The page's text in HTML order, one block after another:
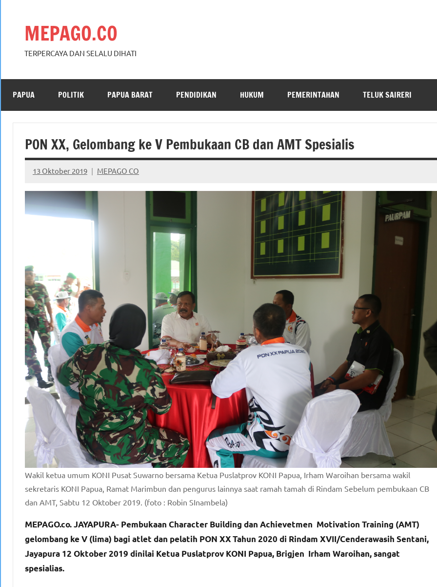
MEPAGO.CO
TERPERCAYA DAN SELALU DIHATI
PAPUA POLITIK PAPUA BARAT PENDIDIKAN HUKUM PEMERINTAHAN TELUK SAIRERI
PON XX, Gelombang ke V Pembukaan CB dan AMT Spesialis
13 Oktober 2019 MEPAGO CO
No
comments
Wakil ketua umum KONI Pusat Suwarno bersama Ketua Puslatprov KONI Papua, Irham Waroihan bersama wakil
sekretaris KONI Papua, Ramat Marimbun dan pengurus lainnya saat ramah tamah di Rindam Sebelum pembukaan CB
dan AMT, Sabtu 12 Oktober 2019. (foto : Robin SInambela)
MEPAGO.co. JAYAPURA- Pembukaan Character Building dan Achievetmen Motivation Training (AMT)
gelombang ke V (lima) bagi atlet dan pelatih PON XX Tahun 2020 di Rindam XVII/Cenderawasih Sentani,
Jayapura 12 Oktober 2019 dinilai Ketua Puslatprov KONI Papua, Brigjen Irham Waroihan, sangat
spesialias.